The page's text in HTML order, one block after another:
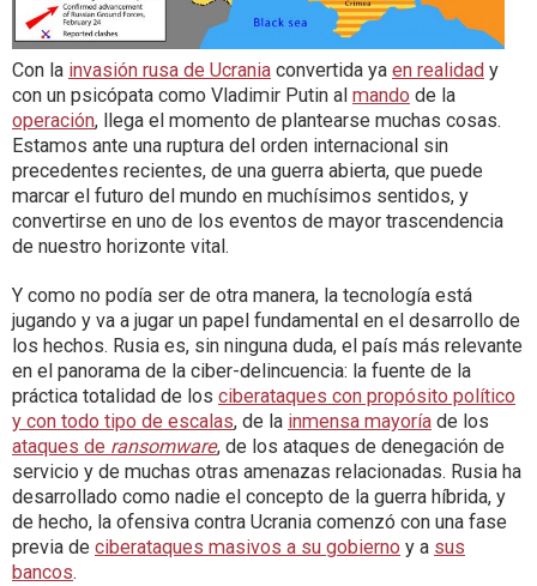
Con la invasión rusa de Ucrania convertida ya en realidad y
con un psicópata como Vladimir Putin al mando de la
operación, llega el momento de plantearse muchas cosas.
Estamos ante una ruptura del orden internacional sin
precedentes recientes, de una guerra abierta, que puede
marcar el futuro del mundo en muchísimos sentidos, y
convertirse en uno de los eventos de mayor trascendencia
de nuestro horizonte vital.
Y como no podía ser de otra manera, la tecnología está
jugando y va a jugar un papel fundamental en el desarrollo de
los hechos. Rusia es, sin ninguna duda, el país más relevante
en el panorama de la ciber-delincuencia: la fuente de la
práctica totalidad de los ciberataques con propósito político
y con todo tipo de escalas, de la inmensa mayoría de los
ataques de ransomware, de los ataques de denegación de
servicio y de muchas otras amenazas relacionadas. Rusia ha
desarrollado como nadie el concepto de la guerra híbrida, y
de hecho, la ofensiva contra Ucrania comenzó con una fase
previa de ciberataques masivos a su gobierno y a sus
bancos.